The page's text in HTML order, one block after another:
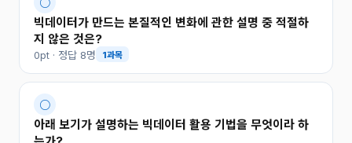
○
빅데이터가 만드는 본질적인 변화에 관한 설명 중 적절하
지 않은 것은?
0pt · 정답 8명 1과목
○
아래 보기가 설명하는 빅데이터 활용 기법을 무엇이라 하